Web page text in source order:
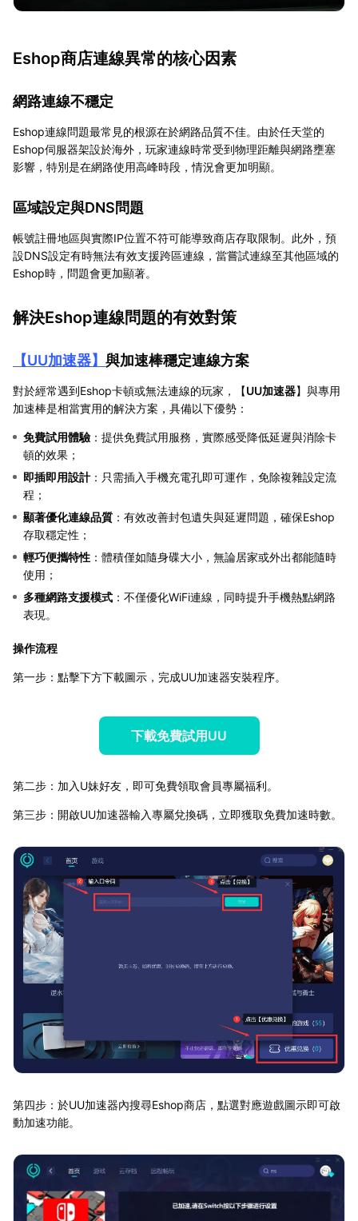
Eshop商店連線異常的核心因素
網路連線不穩定
Eshop連線問題最常見的根源在於網路品質不佳。由於任天堂的
Eshop伺服器架設於海外，玩家連線時常受到物理距離與網路壅塞
影響，特別是在網路使用高峰時段，情況會更加明顯。
區域設定與DNS問題
帳號註冊地區與實際IP位置不符可能導致商店存取限制。此外，預
設DNS設定有時無法有效支援跨區連線，當嘗試連線至其他區域的
Eshop時，問題會更加顯著。
解決Eshop連線問題的有效對策
【UU加速器】 與加速棒穩定連線方案
對於經常遇到Eshop卡頓或無法連線的玩家，【UU加速器】與專用
加速棒是相當實用的解決方案，具備以下優勢：
免費試用體驗 ：提供免費試用服務，實際感受降低延遲與消除卡
頓的效果；
即插即用設計：只需插入手機充電孔即可運作，免除複雜設定流
程；
顯著優化連線品質 ：有效改善封包遺失與延遲問題，確保Eshop
存取穩定性；
輕巧便攜特性 ：體積僅如隨身碟大小，無論居家或外出都能隨時
使用；
多種網路支援模式 ：不僅優化WiFi連線，同時提升手機熱點網路
表現。
操作流程
第一步：點擊下方下載圖示，完成UU加速器安裝程序。
下載免費試用UU
第二步：加入U妹好友，即可免費領取會員專屬福利。
第三步：開啟UU加速器輸入專屬兌換碼，立即獲取免費加速時數。
第四步：於UU加速器內搜尋Eshop商店，點選對應遊戲圖示即可啟
動加速功能。